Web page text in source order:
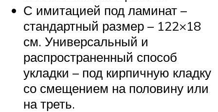
С имитацией под ламинат –
стандартный размер – 122×18
см. Универсальный и
распространенный способ
укладки – под кирпичную кладку
со смещением на половину или
на треть.